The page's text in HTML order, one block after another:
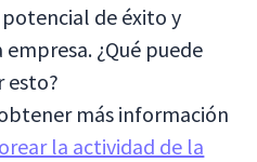
de éxito y
¿Qué puede
esto?
más información
la actividad de la